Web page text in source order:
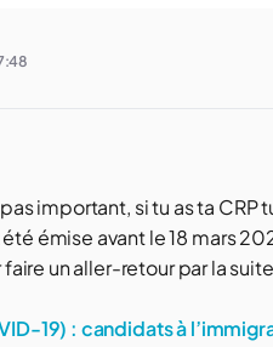
important, si tu as ta
émise avant le 18 mars
un aller-retour par la
19) : candidats à